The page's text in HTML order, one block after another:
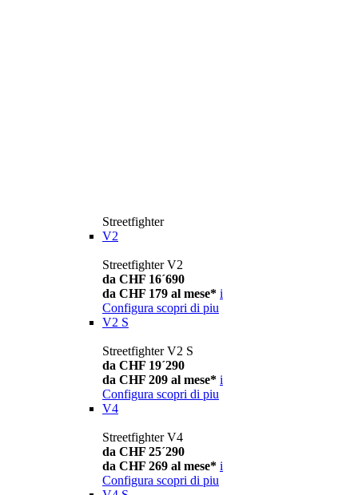
Streetfighter
V2
Streetfighter V2
da CHF 16´690
da CHF 179 al mese* i
Configura scopri di piu
V2 S
Streetfighter V2 S
da CHF 19´290
da CHF 209 al mese* i
Configura scopri di piu
V4
Streetfighter V4
da CHF 25´290
da CHF 269 al mese* i
Configura scopri di piu